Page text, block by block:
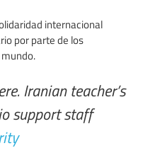
internacional
por parte de los
Iranian teacher’s
support staff